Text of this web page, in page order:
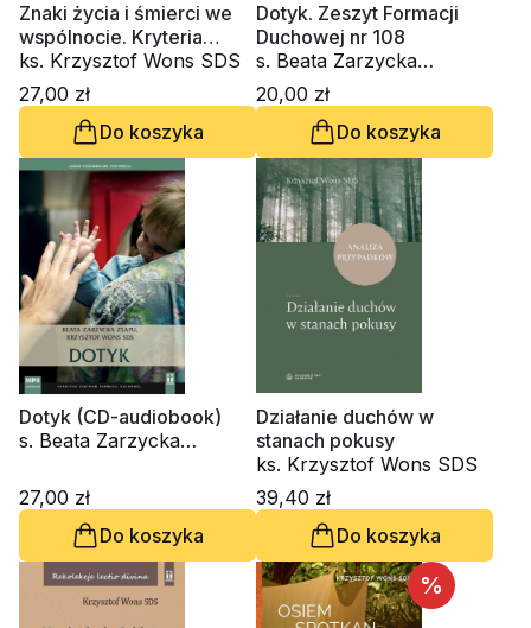
Znaki życia i śmierci we
wspólnocie. Kryteria
rozeznawania (CD-
audiobook)
ks. Krzysztof Wons SDS
27,00 zł
Do koszyka
Dotyk. Zeszyt Formacji
Duchowej nr 108
s. Beata Zarzycka
ZSAPU, ks. Krzysztof
Wons SDS
20,00 zł
Do koszyka
Dotyk (CD-audiobook)
s. Beata Zarzycka
Wons SDS
27,00 zł
Do koszyka
Działanie duchów w
stanach pokusy
ks. Krzysztof Wons SDS
39,40 zł
Do koszyka
%